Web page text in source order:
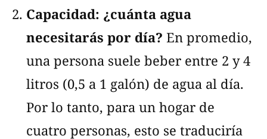
Capacidad: ¿cuánta agua
necesitarás por día? En promedio,
una persona suele beber entre 2 y 4
litros (0,5 a 1 galón) de agua al día.
Por lo tanto, para un hogar de
cuatro personas, esto se traduciría